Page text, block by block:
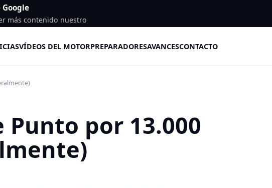
más contenido nuestro
VÍDEOS DEL MOTORPREPARADORESAVANCESCONTACTO
Punto por 13.000